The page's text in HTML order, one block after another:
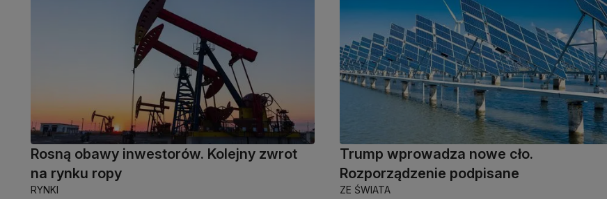
Rosną obawy inwestorów. Kolejny zwrot
na rynku ropy
RYNKI
Trump wprowadza nowe cło.
Rozporządzenie podpisane
ZE ŚWIATA